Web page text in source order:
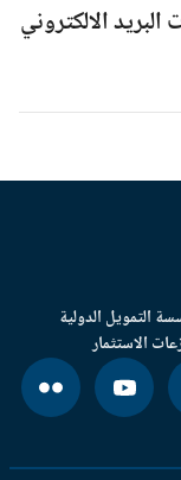
الالكتروني
الدولية
الاستثمار